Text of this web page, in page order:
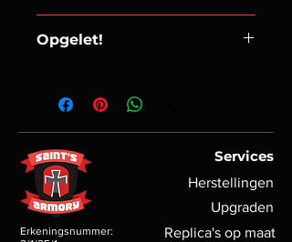
batterij en afgesteld en getest op
Replica is FULL METAL.
Opgelet!
wapenwetgeveing mogen replica's
niet online verkocht worden noch
mogen deze worden opgestuurd.
Door deze replica te pre-orderen
reserveerd u hem en kan u ter plaatse
de verkoop van de replica afronden
en afhalen.
Services
Herstellingen
Upgraden
Erkeningsnummer:
Replica's op maat